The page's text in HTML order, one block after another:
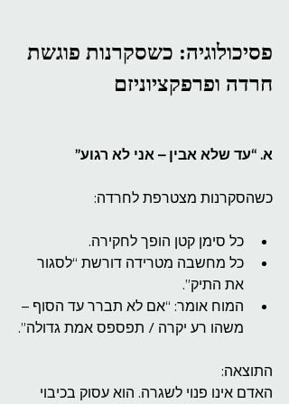
פסיכולוגיה: כשסקרנות פוגשת
חרדה ופרפקציוניזם
א. “עד שלא אבין – אני לא רגוע”
כשהסקרנות מצטרפת לחרדה:
כל סימן קטן הופך לחקירה.
כל מחשבה מטרידה דורשת “לסגור
את התיק”.
המוח אומר: “אם לא תברר עד הסוף –
משהו רע יקרה / תפספס אמת גדולה”.
התוצאה:
האדם אינו פנוי לשגרה. הוא עסוק בכיבוי